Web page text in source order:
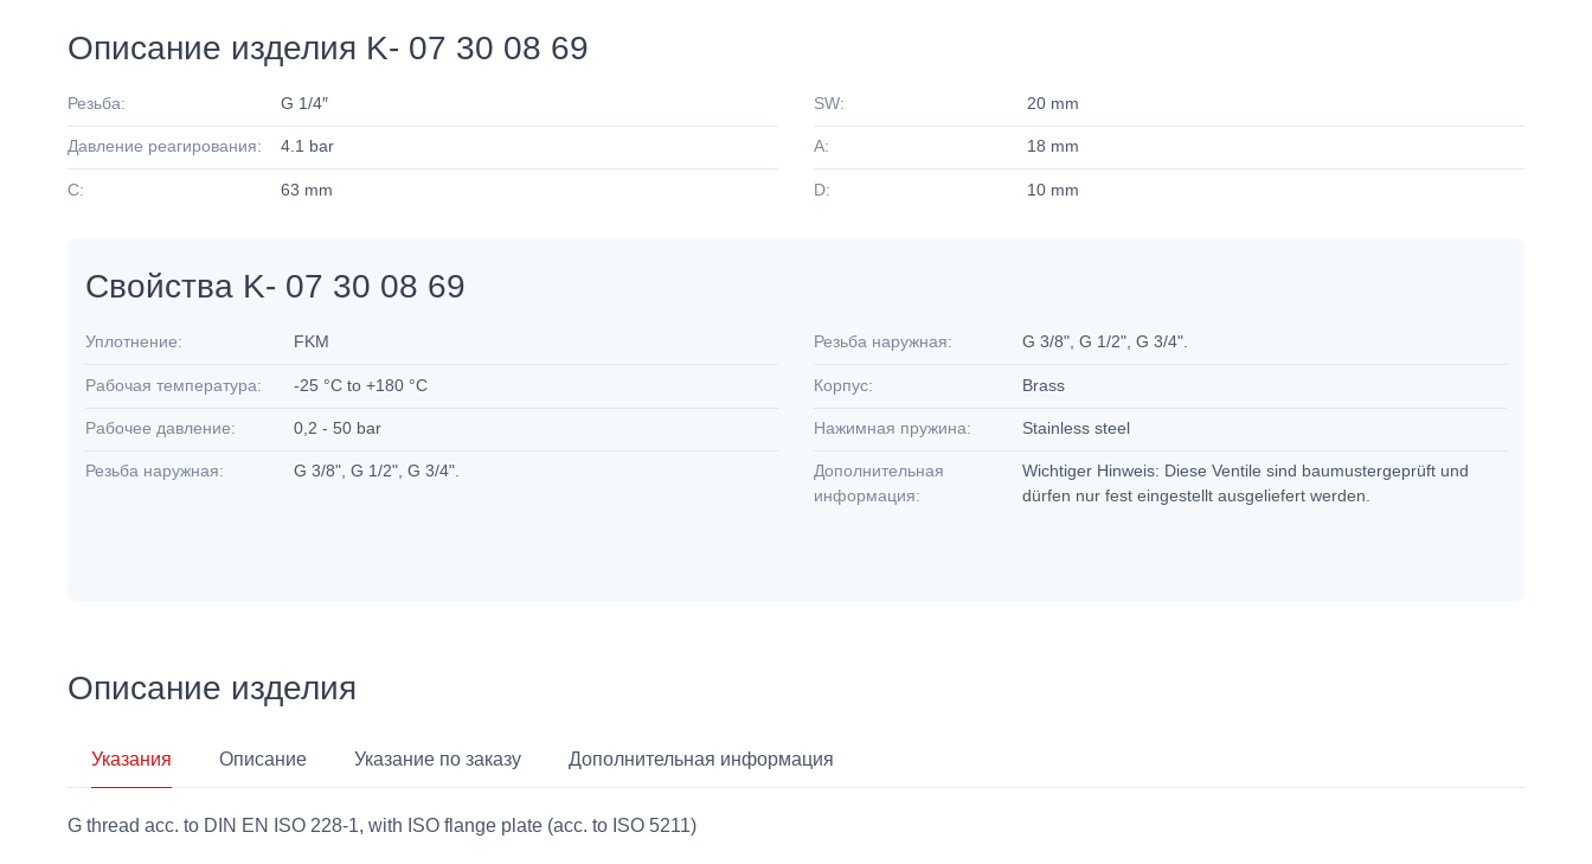
Описание изделия K- 07 30 08 69
Резьба: G 1/4″
Давление реагирования: 4.1 bar
C: 63 mm
SW: 20 mm
A: 18 mm
D: 10 mm
Свойства K- 07 30 08 69
Уплотнение: FKM
Рабочая температура: -25 °C to +180 °C
Рабочее давление: 0,2 - 50 bar
Резьба наружная: G 3/8", G 1/2", G 3/4".
Резьба наружная: G 3/8", G 1/2", G 3/4".
Корпус: Brass
Нажимная пружина: Stainless steel
Дополнительная
информация:
Wichtiger Hinweis: Diese Ventile sind baumustergeprüft und
dürfen nur fest eingestellt ausgeliefert werden.
Описание изделия
Указания Описание Указание по заказу Дополнительная информация
G thread acc. to DIN EN ISO 228-1, with ISO flange plate (acc. to ISO 5211)